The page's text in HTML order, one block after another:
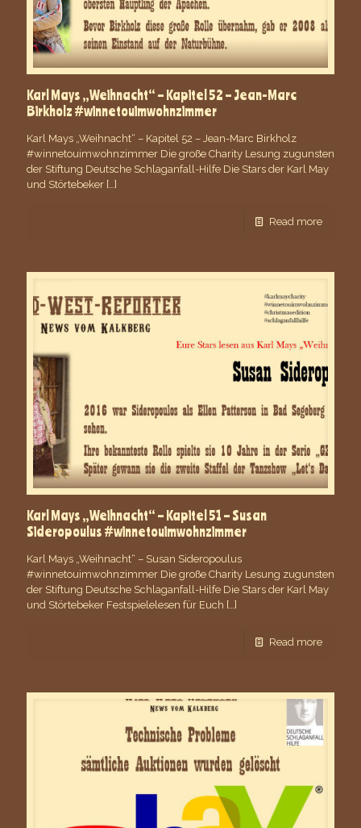
Karl Mays „Weihnacht“ – Kapitel 52 – Jean-Marc
Birkholz #winnetouimwohnzimmer
Karl Mays „Weihnacht“ – Kapitel 52 – Jean-Marc Birkholz
#winnetouimwohnzimmer Die große Charity Lesung zugunsten
der Stiftung Deutsche Schlaganfall-Hilfe Die Stars der Karl May
und Störtebeker […]
Read more
Karl Mays „Weihnacht“ – Kapitel 51 – Susan
Sideropoulus #winnetouimwohnzimmer
Karl Mays „Weihnacht“ – Susan Sideropoulus
#winnetouimwohnzimmer Die große Charity Lesung zugunsten
der Stiftung Deutsche Schlaganfall-Hilfe Die Stars der Karl May
und Störtebeker Festspielelesen für Euch […]
Read more